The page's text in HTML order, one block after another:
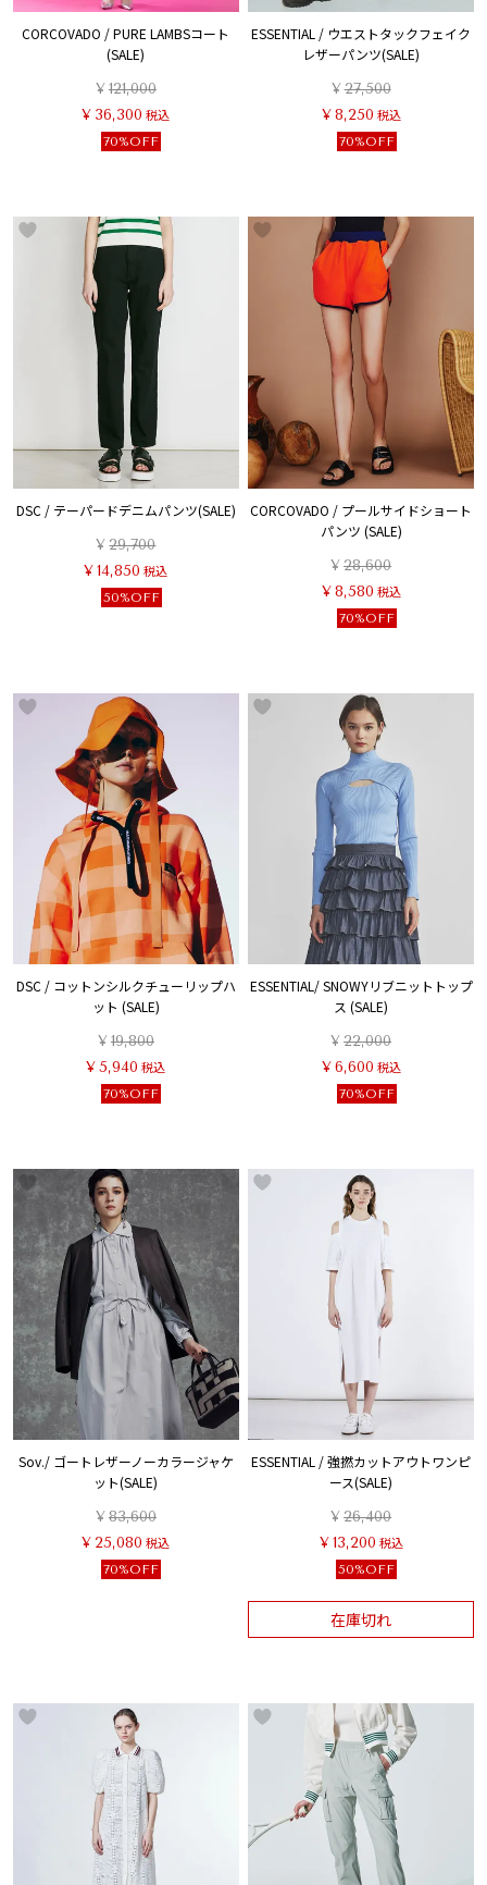
CORCOVADO / PURE LAMBSコート
(SALE)
¥121,000
¥ 36,300 税込
70%OFF
ESSENTIAL / ウエストタックフェイク
レザーパンツ(SALE)
¥27,500
¥ 8,250 税込
70%OFF
DSC / テーパードデニムパンツ(SALE)
¥ 29,700
¥ 14,850 税込
50%OFF
CORCOVADO / プールサイドショート
パンツ (SALE)
¥28,600
¥ 8,580 税込
70%OFF
DSC / コットンシルクチューリップハ
ット (SALE)
¥19,800
¥ 5,940 税込
70%OFF
ESSENTIAL/ SNOWYリブニットトップ
ス (SALE)
¥22,000
¥ 6,600 税込
70%OFF
Sov./ ゴートレザーノーカラージャケ
ット(SALE)
¥83,600
¥ 25,080 税込
70%OFF
ESSENTIAL / 強撚カットアウトワンピ
ース(SALE)
¥26,400
¥ 13,200 税込
50%OFF
在庫切れ